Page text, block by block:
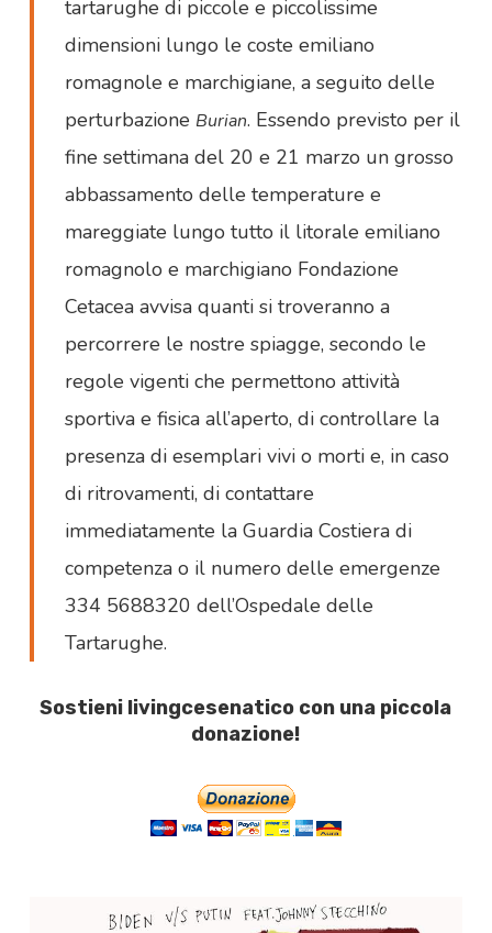
tartarughe di piccole e piccolissime
dimensioni lungo le coste emiliano
romagnole e marchigiane, a seguito delle
perturbazione Burian. Essendo previsto per il
fine settimana del 20 e 21 marzo un grosso
abbassamento delle temperature e
mareggiate lungo tutto il litorale emiliano
romagnolo e marchigiano Fondazione
Cetacea avvisa quanti si troveranno a
percorrere le nostre spiagge, secondo le
regole vigenti che permettono attività
sportiva e fisica all’aperto, di controllare la
presenza di esemplari vivi o morti e, in caso
di ritrovamenti, di contattare
immediatamente la Guardia Costiera di
competenza o il numero delle emergenze
334 5688320 dell’Ospedale delle
Tartarughe.
Sostieni livingcesenatico con una piccola
donazione!